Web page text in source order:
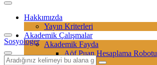
Hakkımızda
Yayın Kriterleri
Akademik Çalışmalar
Akademik Fayda
Aöf Puan Hesaplama Robotu
Sertifika
Sosyologer